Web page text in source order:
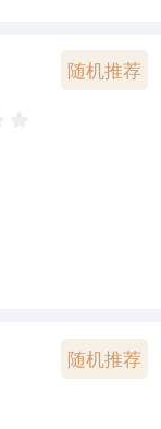
随机推荐
随机推荐